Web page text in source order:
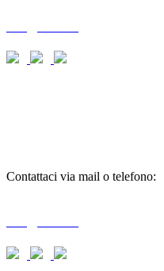
Contattaci via mail o telefono: